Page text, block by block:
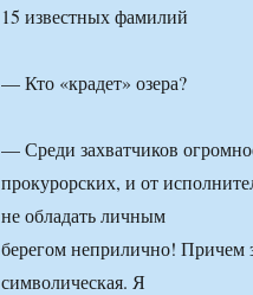
15 известных фамилий
— Кто «крадет» озера?
— Среди захватчиков
прокурорских, и от
не обладать личным
берегом неприлично! Причем
символическая. Я